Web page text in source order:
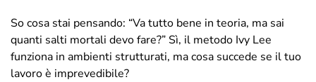
So cosa stai pensando: “Va tutto bene in teoria, ma sai
quanti salti mortali devo fare?” Sì, il metodo Ivy Lee
funziona in ambienti strutturati, ma cosa succede se il tuo
lavoro è imprevedibile?